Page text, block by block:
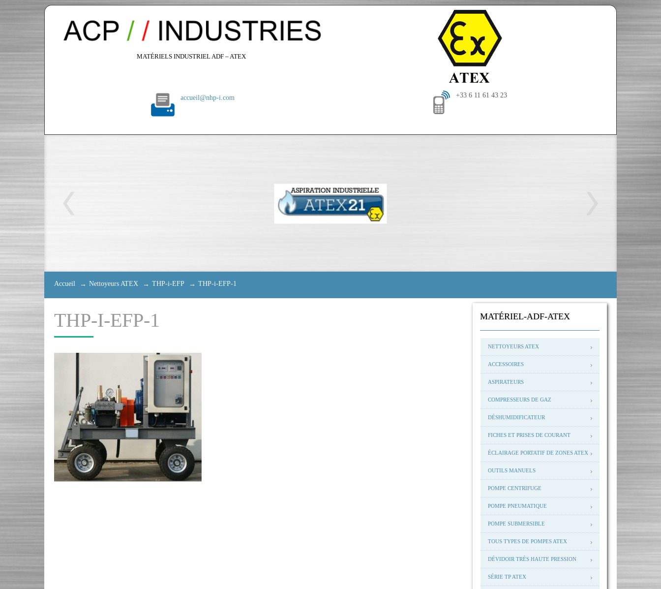
MATÉRIELS INDUSTRIEL ADF – ATEX
accueil@nhp-i.com +33 6 11 61 43 23
Accueil Nettoyeurs ATEX THP-i-EFP THP-i-EFP-1
THP-I-EFP-1 MATÉRIEL-ADF-ATEX
NETTOYEURS ATEX
ACCESSOIRES
ASPIRATEURS
COMPRESSEURS DE GAZ
DÉSHUMIDIFICATEUR
FICHES ET PRISES DE COURANT
ÉCLAIRAGE PORTATIF DE ZONES ATEX
OUTILS MANUELS
POMPE CENTRIFUGE
POMPE PNEUMATIQUE
POMPE SUBMERSIBLE
TOUS TYPES DE POMPES ATEX
DÉVIDOIR TRÈS HAUTE PRESSION
SÉRIE TP ATEX